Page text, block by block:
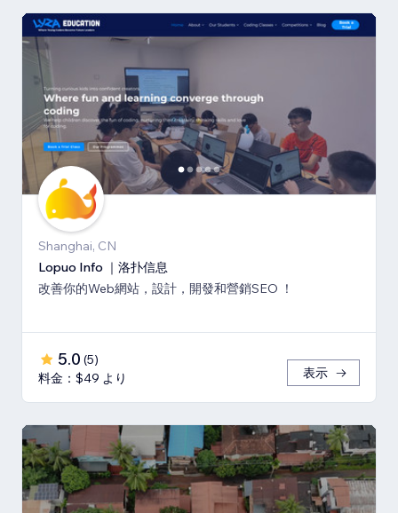
Shanghai, CN
Lopuo Info ｜洛扑信息
改善你的Web網站，設計，開發和營銷SEO ！
5.0 (5)
料金：$49 より
表示